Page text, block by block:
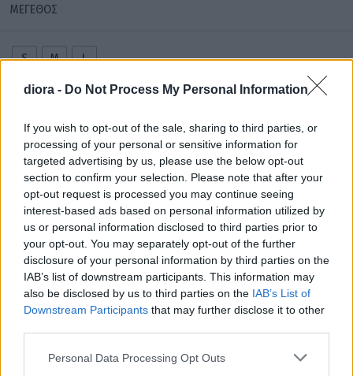
diora - Do Not Process My Personal Information
If you wish to opt-out of the sale, sharing to third parties, or
processing of your personal or sensitive information for
targeted advertising by us, please use the below opt-out
section to confirm your selection. Please note that after your
opt-out request is processed you may continue seeing
interest-based ads based on personal information utilized by
us or personal information disclosed to third parties prior to
your opt-out. You may separately opt-out of the further
disclosure of your personal information by third parties on the
IAB’s list of downstream participants. This information may
also be disclosed by us to third parties on the IAB’s List of
Downstream Participants that may further disclose it to other
Please note that this website/app uses one or more Google
Personal Data Processing Opt Outs
ΜΈΓΕΘΟΣ
S M L
Εκκαθάριση
ΠΡΟΣΘΉΚΗ ΣΤΟ ΚΑΛΆΘΙ
✔ Αποστολή εντός 1 εργάσιμης ημέρας
✔ Θα λάβεις SMS/Viber με tracking number
✔ Εύκολη διαδικασία αλλαγών
✔ 14 ημέρες επιστροφή
✔ Ασφαλείς πληρωμές
Add to compare Add to wishlist
Κωδικός προϊόντος:
Μπλούζα Mambus Άσπρη με Λουλούδια στον Ένα